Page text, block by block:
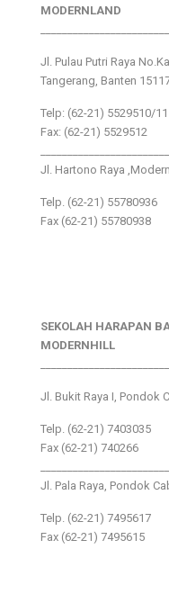
MODERNLAND
Jl. Pulau Putri Raya
Tangerang, Banten
Telp: (62-21) 5529510/11
Fax: (62-21) 5529512
Jl. Hartono Raya
Telp. (62-21) 55780936
Fax (62-21) 55780938
SEKOLAH HARAPAN
MODERNHILL
Jl. Bukit Raya I, Pondok
Telp. (62-21) 7403035
Fax (62-21) 740266
Jl. Pala Raya, Pondok
Telp. (62-21) 7495617
Fax (62-21) 7495615